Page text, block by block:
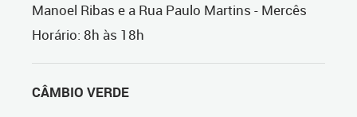
Manoel Ribas e a Rua Paulo Martins - Mercês
Horário: 8h às 18h
CÂMBIO VERDE